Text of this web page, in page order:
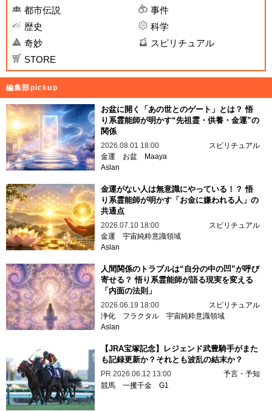
都市伝説
事件
歴史
科学
奇妙
スピリチュアル
STORE
編集部pickup
お盆に開く「あの世とのゲート」とは？ 悟
り系霊能師が明かす“先祖霊・供養・金運”の
関係
2026.08.01 18:00
スピリチュアル
金運
お盆
Maaya
Aslan
金運がない人は無意識にやっている！？ 悟
り系霊能師が明かす「お金に嫌われる人」の
共通点
2026.07.10 18:00
スピリチュアル
金運 宇宙純粋意識領域
Aslan
人間関係のトラブルは“自分の中の凹”が呼び
寄せる？ 悟り系霊能師が語る現実を変える
「内面の法則」
2026.06.19 18:00
スピリチュアル
浄化
フラクタル 宇宙純粋意識領域
Aslan
【JRA宝塚記念】レジェンド武豊騎手がまた
も記録更新か？それとも波乱の結末か？
PR 2026.06.12 13:00
予言・予知
競馬 一攫千金 G1